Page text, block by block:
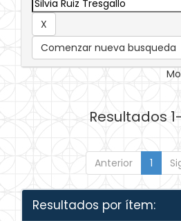
Comenzar nueva busqueda
Resultados
Anterior 1
Resultados por ítem: